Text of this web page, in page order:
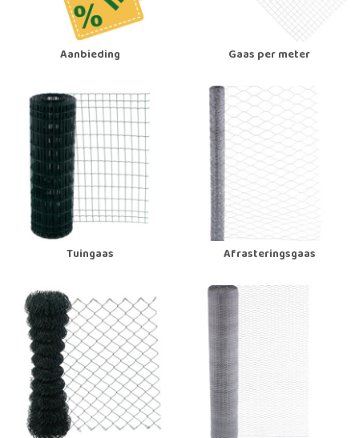
Aanbieding Gaas per meter
Tuingaas Afrasteringsgaas